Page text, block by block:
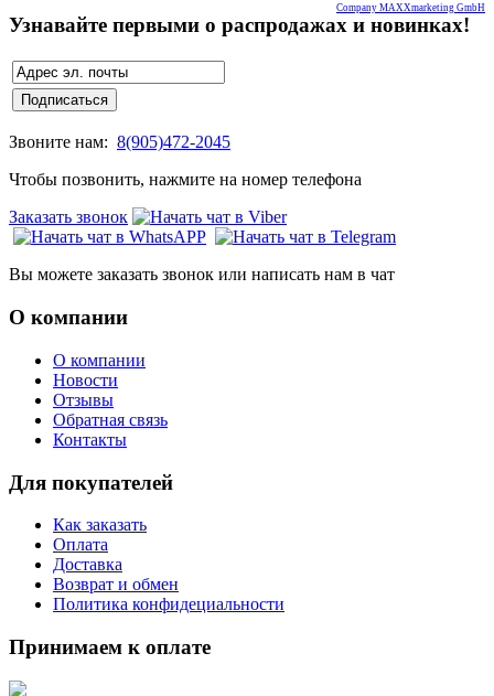
Company MAXXmarketing GmbH
Узнавайте первыми о распродажах и новинках!
Звоните нам: 8(905)472-2045
Чтобы позвонить, нажмите на номер телефона
Заказать звонок
Вы можете заказать звонок или написать нам в чат
О компании
О компании
Новости
Отзывы
Обратная связь
Контакты
Для покупателей
Как заказать
Оплата
Доставка
Возврат и обмен
Политика конфидециальности
Принимаем к оплате